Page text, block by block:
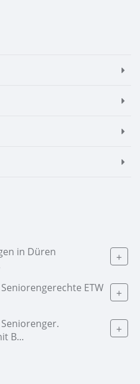
in Düren
+
ETW
+
Seniorenger.
B...
+